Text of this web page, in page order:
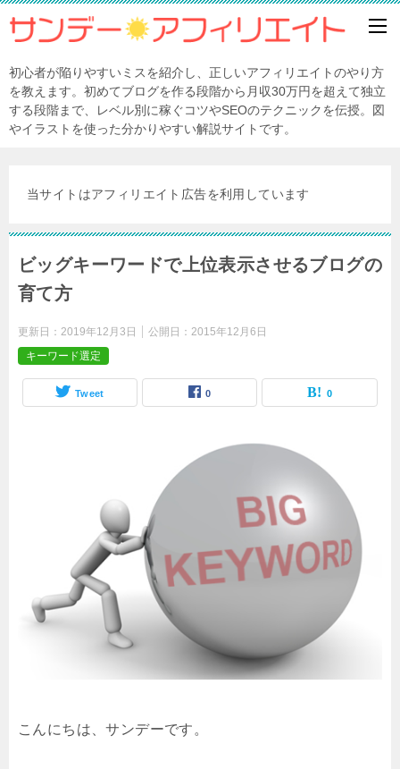
初心者が陥りやすいミスを紹介し、正しいアフィリエイトのやり方
を教えます。初めてブログを作る段階から月収30万円を超えて独立
する段階まで、レベル別に稼ぐコツやSEOのテクニックを伝授。図
やイラストを使った分かりやすい解説サイトです。
当サイトはアフィリエイト広告を利用しています
ビッグキーワードで上位表示させるブログの
育て方
更新日： 2019年12月3日 公開日： 2015年12月6日
キーワード選定
Tweet 0 0
こんにちは、サンデーです。